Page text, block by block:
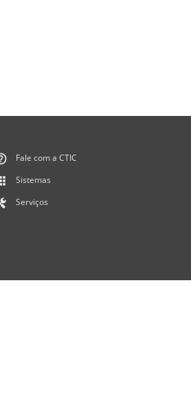
Fale com a CTIC
Sistemas
Serviços